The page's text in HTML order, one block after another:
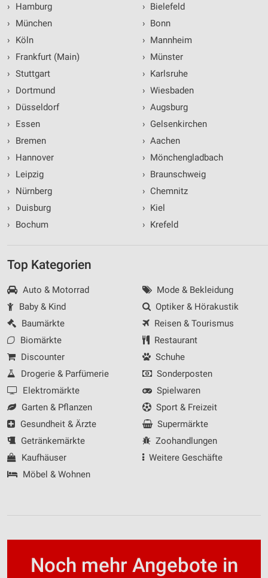
›
Hamburg
›
München
›
Köln
›
Frankfurt (Main)
› Stuttgart
›
Dortmund
›
Düsseldorf
›
Essen
›
Bremen
›
Hannover
›
Leipzig
›
Nürnberg
›
Duisburg
›
Bochum
› Bielefeld
› Bonn
› Mannheim
› Münster
› Karlsruhe
› Wiesbaden
› Augsburg
› Gelsenkirchen
› Aachen
› Mönchengladbach
› Braunschweig
› Chemnitz
› Kiel
› Krefeld
Top Kategorien
Auto & Motorrad
Baby & Kind
Baumärkte
Biomärkte
Discounter
Drogerie & Parfümerie
Elektromärkte
Garten & Pflanzen
Gesundheit & Ärzte
Getränkemärkte
Kaufhäuser
Möbel & Wohnen
Mode & Bekleidung
Optiker & Hörakustik
Reisen & Tourismus
Restaurant
Schuhe
Sonderposten
Spielwaren
Sport & Freizeit
Supermärkte
Zoohandlungen
Weitere Geschäfte
Noch mehr Angebote in